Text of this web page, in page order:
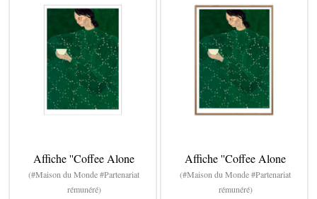
Affiche ''Coffee Alone
(#Maison du Monde #Partenariat
rémunéré)
Affiche ''Coffee Alone
(#Maison du Monde #Partenariat
rémunéré)